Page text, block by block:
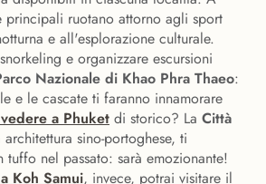
principali ruotano attorno agli sport
e all'esplorazione culturale.
e organizzare escursioni
Nazionale di Khao Phra Thaeo:
e le cascate ti faranno innamorare
a Phuket di storico? La Città
sino-portoghese, ti
tuffo nel passato: sarà emozionante!
Koh Samui, invece, potrai visitare il